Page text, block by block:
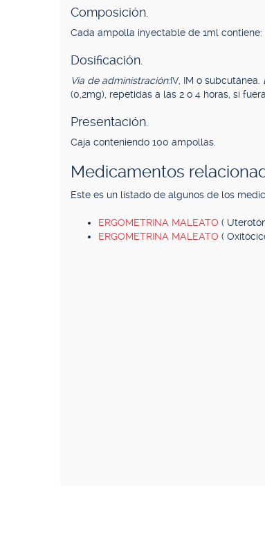
Composición.
Cada ampolla inyectable de 1ml
Dosificación.
Vía de administración:IV, IM o subcutánea.
(0,2mg), repetidas a las 2 o 4 horas, si
Presentación.
Caja conteniendo 100 ampollas.
Medicamentos
Este es un listado de algunos de los
ERGOMETRINA MALEATO (
ERGOMETRINA MALEATO (